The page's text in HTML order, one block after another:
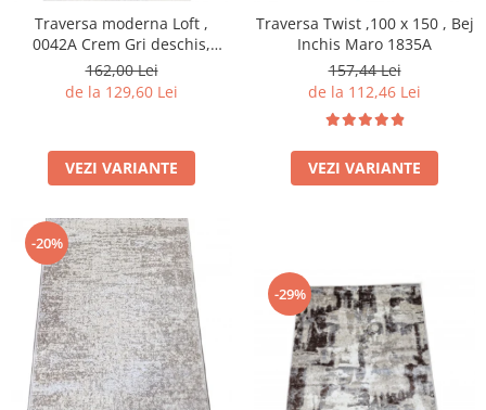
Traversa moderna Loft ,
0042A Crem Gri deschis,
A.Gri, Living, Dormitor, Hol
162,00 Lei
de la 129,60 Lei
VEZI VARIANTE
Traversa Twist ,100 x 150 , Bej
Inchis Maro 1835A
157,44 Lei
de la 112,46 Lei
VEZI VARIANTE
-20%
-29%